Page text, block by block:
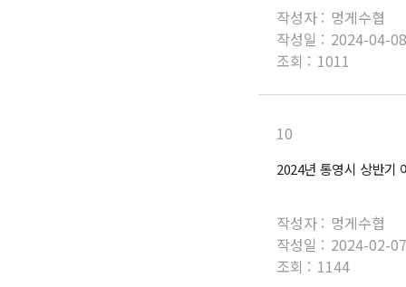
작성자 : 멍게수협
작성일 : 2024-04-08
조회 : 1011
10
2024년 통영시 상반기
작성자 : 멍게수협
작성일 : 2024-02-07
조회 : 1144